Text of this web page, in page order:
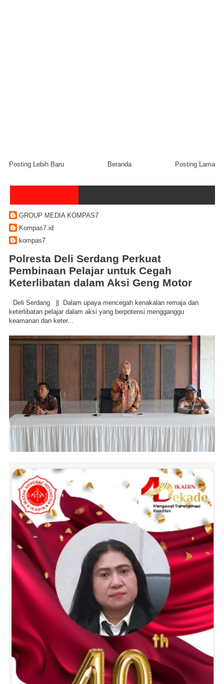
Posting Lebih Baru Posting Lama
Beranda
GROUP MEDIA KOMPAS7
Kompas7.id
kompas7
Polresta Deli Serdang Perkuat
Pembinaan Pelajar untuk Cegah
Keterlibatan dalam Aksi Geng Motor
Deli Serdang || Dalam upaya mencegah kenakalan remaja dan
keterlibatan pelajar dalam aksi yang berpotensi mengganggu
keamanan dan keter...